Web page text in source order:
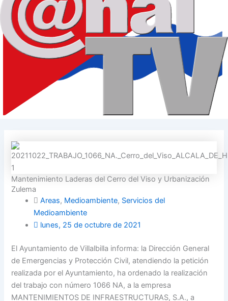
Mantenimiento Laderas del Cerro del Viso y Urbanización
Zulema
Areas, Medioambiente, Servicios del
Medioambiente
lunes, 25 de octubre de 2021
El Ayuntamiento de Villalbilla informa: la Dirección General
de Emergencias y Protección Civil, atendiendo la petición
realizada por el Ayuntamiento, ha ordenado la realización
del trabajo con número 1066 NA, a la empresa
MANTENIMIENTOS DE INFRAESTRUCTURAS, S.A., a